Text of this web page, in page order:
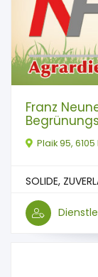
Franz
Plaik 95,
SOLIDE,